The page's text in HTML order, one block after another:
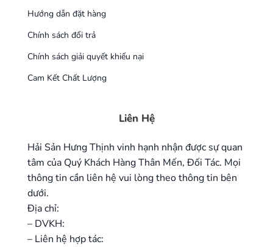
Hướng dẫn đặt hàng
Chính sách đổi trả
Chính sách giải quyết khiếu nại
Cam Kết Chất Lượng
Liên Hệ
Hải Sản Hưng Thịnh vinh hạnh nhận được sự quan
tâm của Quý Khách Hàng Thân Mến, Đối Tác. Mọi
thông tin cần liên hệ vui lòng theo thông tin bên
dưới.
Địa chỉ:
– DVKH:
– Liên hệ hợp tác: